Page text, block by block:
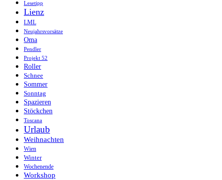
Lesetipp
Lienz
LML
Neujahrsvorsätze
Oma
Pendler
Projekt 52
Roller
Schnee
Sommer
Sonntag
Spazieren
Stöckchen
Toscana
Urlaub
Weihnachten
Wien
Winter
Wochenende
Workshop